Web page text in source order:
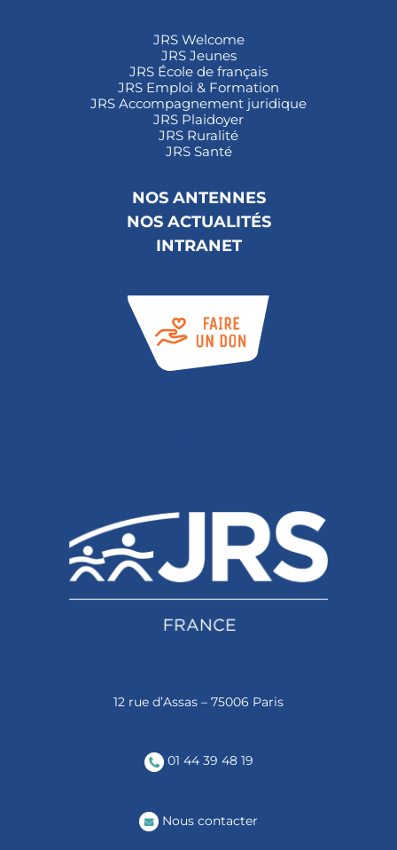
JRS Welcome
JRS Jeunes
JRS École de français
JRS Emploi & Formation
JRS Accompagnement juridique
JRS Plaidoyer
JRS Ruralité
JRS Santé
NOS ANTENNES
NOS ACTUALITÉS
INTRANET
12 rue d’Assas – 75006 Paris
01 44 39 48 19
Nous contacter